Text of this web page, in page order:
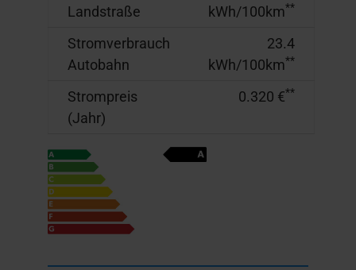
Landstraße
kWh/100km**
Stromverbrauch
Autobahn
23.4
kWh/100km**
Strompreis
(Jahr)
0.320 €**